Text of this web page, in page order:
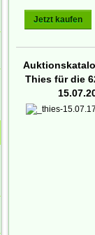
Jetzt kaufen
Thies für die